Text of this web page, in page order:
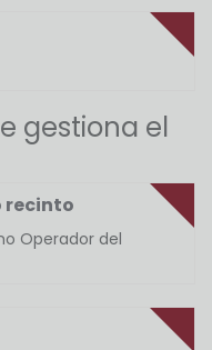
gestiona el
recinto
Operador del